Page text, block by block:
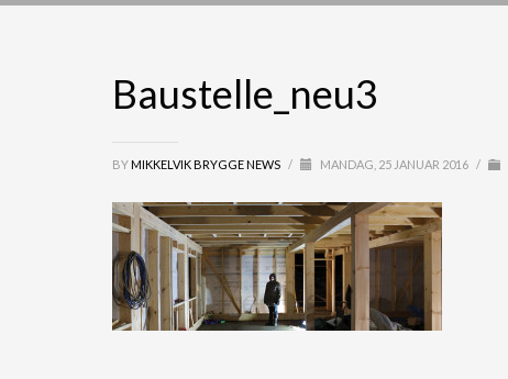
Baustelle_neu3
BY MIKKELVIK BRYGGE NEWS / MANDAG, 25 JANUAR 2016 /